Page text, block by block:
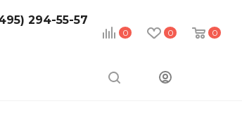
0 0 0
294-55-57